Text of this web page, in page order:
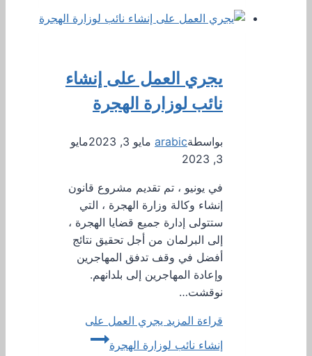
يجري العمل على إنشاء
نائب لوزارة الهجرة
بواسطةarabic مايو 3, 2023
مايو
3, 2023
في يونيو ، تم تقديم مشروع قانون
إنشاء وكالة وزارة الهجرة ، التي
ستتولى إدارة جميع قضايا الهجرة ،
إلى البرلمان من أجل تحقيق نتائج
أفضل في وقف تدفق المهاجرين
وإعادة المهاجرين إلى بلدانهم.
نوقشت…
قراءة المزيد يجري العمل على
إنشاء نائب لوزارة الهجرة